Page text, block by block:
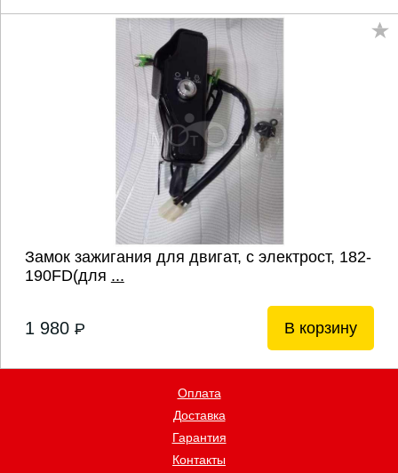
Замок зажигания для двигат, с электрост, 182-
190FD(для ...
1 980 P В корзину
Оплата
Доставка
Гарантия
Контакты